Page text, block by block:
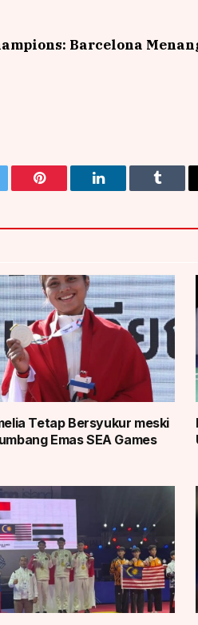
Barcelona
Pinterest LinkedIn Tumblr
Tetap Bersyukur meski
Emas SEA Games